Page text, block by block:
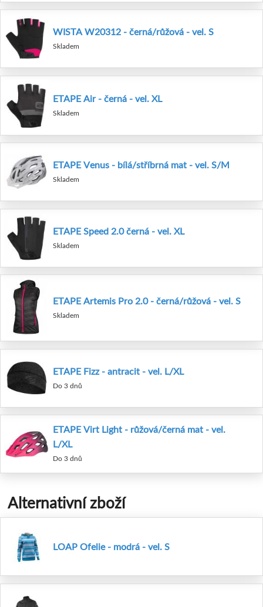
WISTA W20312 - černá/růžová - vel. S
Skladem
ETAPE Air - černá - vel. XL
Skladem
ETAPE Venus - bílá/stříbrná mat - vel. S/M
Skladem
ETAPE Speed 2.0 černá - vel. XL
Skladem
ETAPE Artemis Pro 2.0 - černá/růžová - vel. S
Skladem
ETAPE Fizz - antracit - vel. L/XL
Do 3 dnů
ETAPE Virt Light - růžová/černá mat - vel.
L/XL
Do 3 dnů
Alternativní zboží
LOAP Ofelie - modrá - vel. S